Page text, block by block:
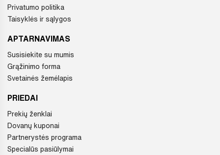
Privatumo politika
Taisyklės ir sąlygos
APTARNAVIMAS
Susisiekite su mumis
Grąžinimo forma
Svetainės žemėlapis
PRIEDAI
Prekių ženklai
Dovanų kuponai
Partnerystės programa
Specialūs pasiūlymai